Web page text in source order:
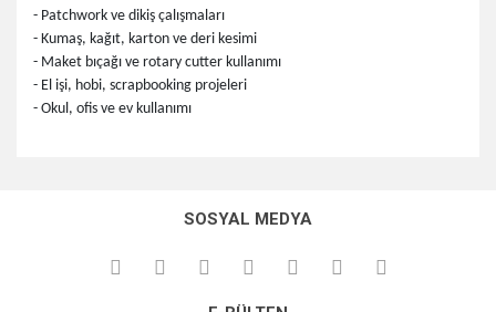
- Patchwork ve dikiş çalışmaları
- Kumaş, kağıt, karton ve deri kesimi
- Maket bıçağı ve rotary cutter kullanımı
- El işi, hobi, scrapbooking projeleri
- Okul, ofis ve ev kullanımı
kullanarak tarafımıza iletebilirsiniz.
Görüş ve önerileriniz için teşekkür ederiz.
SOSYAL MEDYA